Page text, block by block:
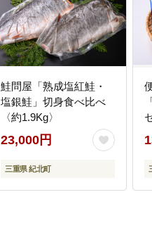
鮭問屋「熟成塩紅鮭・
塩銀鮭」切身食べ比べ
〈約1.9Kg〉
23,000円
三重県 紀北町